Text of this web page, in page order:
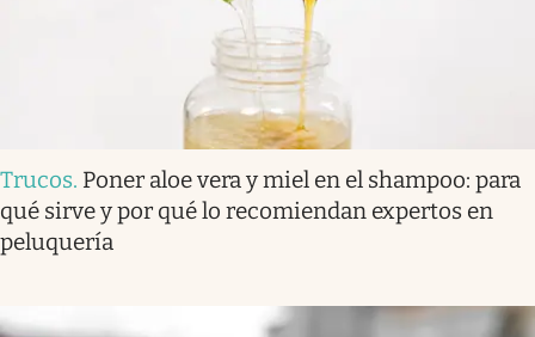
Trucos. Poner aloe vera y miel en el shampoo: para
qué sirve y por qué lo recomiendan expertos en
peluquería